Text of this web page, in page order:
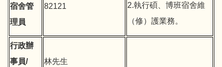
宿舍管
理員
82121
2.執行碩、博班宿舍維
（修）護業務。
行政辦
事員/
林先生